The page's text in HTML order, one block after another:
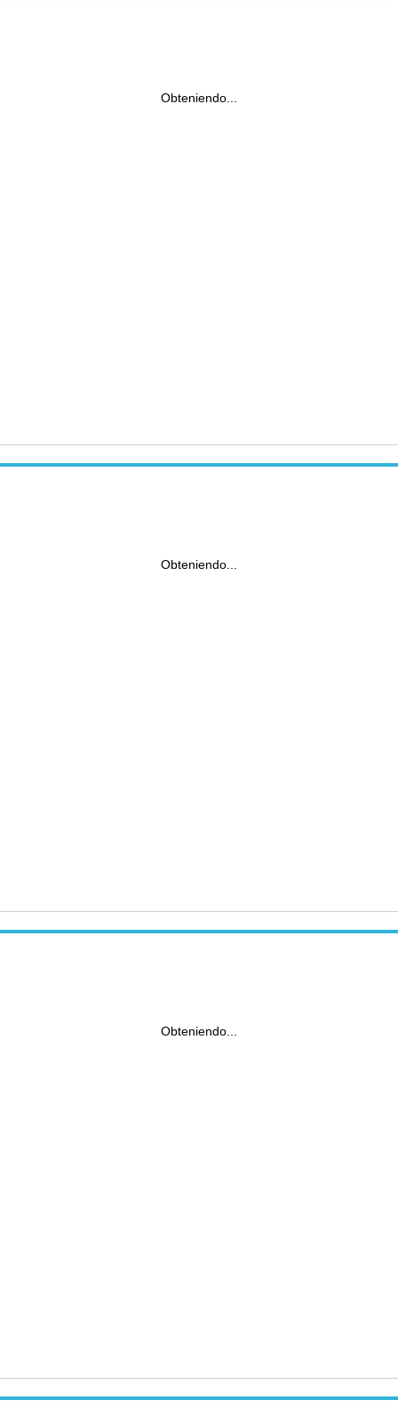
Obteniendo...
Obteniendo...
Obteniendo...